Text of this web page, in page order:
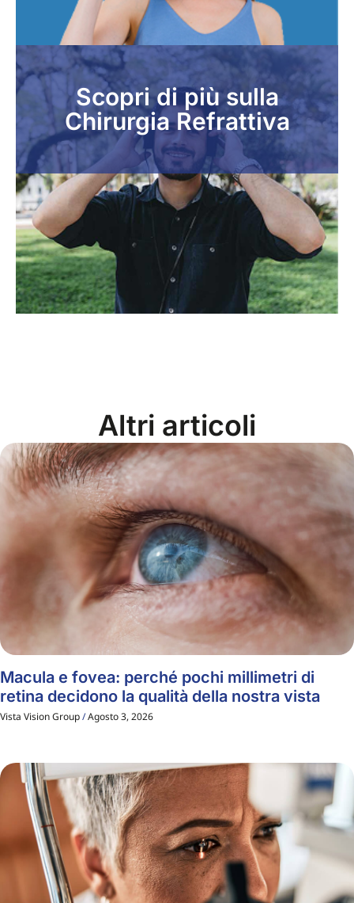
Scopri di più sulla
Chirurgia Refrattiva
Altri articoli
Macula e fovea: perché pochi millimetri di
retina decidono la qualità della nostra vista
Vista Vision Group Agosto 3, 2026